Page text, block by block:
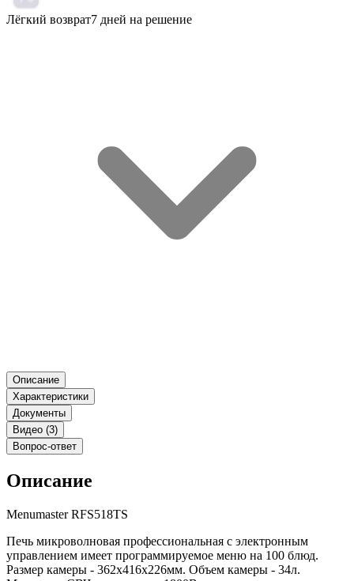
Лёгкий возврат7 дней на решение
Описание
Характеристики
Документы
Видео (3)
Вопрос-ответ
Описание
Menumaster RFS518TS
Печь микроволновая профессиональная с электронным
управлением имеет программируемое меню на 100 блюд.
Размер камеры - 362х416х226мм. Объем камеры - 34л.